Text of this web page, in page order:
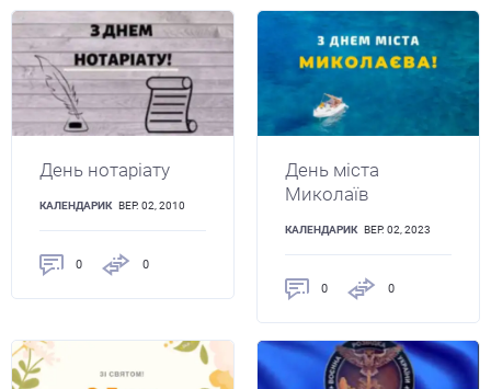
День нотаріату
КАЛЕНДАРИК ВЕР. 02, 2010
0 0
День міста
Миколаїв
КАЛЕНДАРИК ВЕР. 02, 2023
0 0